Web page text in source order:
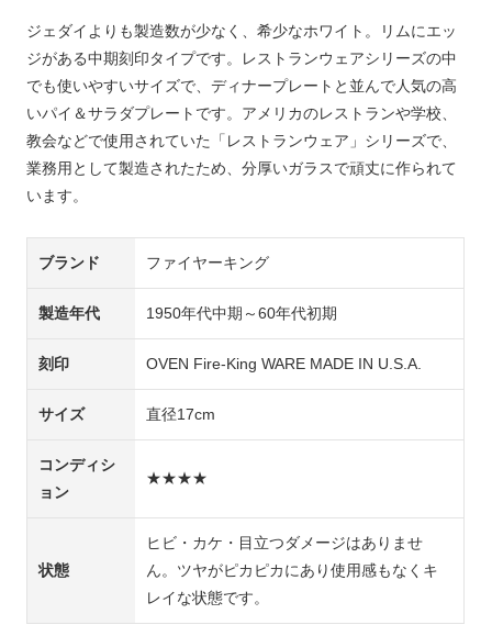
ジェダイよりも製造数が少なく、希少なホワイト。リムにエッ
ジがある中期刻印タイプです。レストランウェアシリーズの中
でも使いやすいサイズで、ディナープレートと並んで人気の高
いパイ＆サラダプレートです。アメリカのレストランや学校、
教会などで使用されていた「レストランウェア」シリーズで、
業務用として製造されたため、分厚いガラスで頑丈に作られて
います。
ブランド ファイヤーキング
製造年代 1950年代中期～60年代初期
刻印 OVEN Fire-King WARE MADE IN U.S.A.
サイズ 直径17cm
コンディシ
ョン
★★★★
状態
ヒビ・カケ・目立つダメージはありませ
ん。ツヤがピカピカにあり使用感もなくキ
レイな状態です。